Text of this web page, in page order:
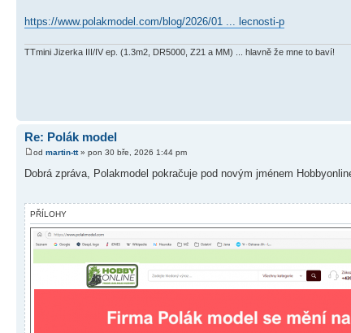
https://www.polakmodel.com/blog/2026/01 ... lecnosti-p
TTmini Jizerka III/IV ep. (1.3m2, DR5000, Z21 a MM) ... hlavně že mne to baví!
Re: Polák model
od martin-tt» pon 30 bře, 2026 1:44 pm
Dobrá zpráva, Polakmodel pokračuje pod novým jménem
PŘÍLOHY